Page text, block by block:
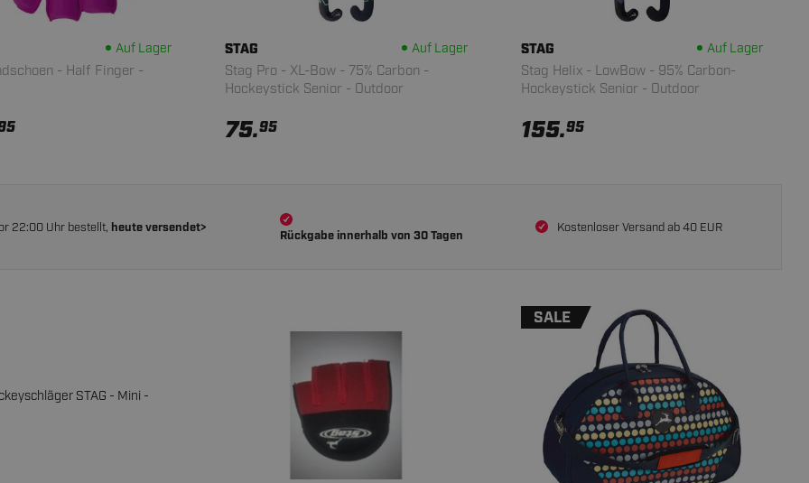
Auf Lager
- Half Finger -
STAG Auf Lager
Stag Pro - XL-Bow - 75% Carbon -
Hockeystick Senior - Outdoor
75.95
STAG Auf Lager
Stag Helix - LowBow - 95% Carbon-
Hockeystick Senior - Outdoor
155.95
22:00 Uhr bestellt, heute versendet>
Rückgabe innerhalb von 30 Tagen
Kostenloser Versand ab 40 EUR
SALE